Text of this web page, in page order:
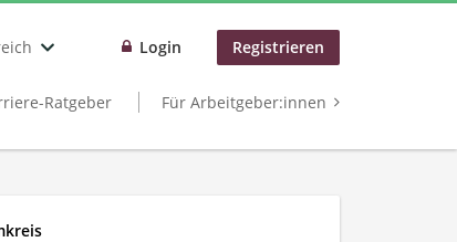
Login Registrieren
Ratgeber Für Arbeitgeber:innen